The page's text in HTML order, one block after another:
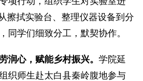
擦拭实验台、整理仪器设备到分
同学们细致分工，默契协作。
润心，赋能乡村振兴。 学院延
织师生赴太白县秦岭腹地参与